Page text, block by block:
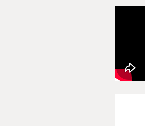
しかし
分の
通常主
でプ
た。